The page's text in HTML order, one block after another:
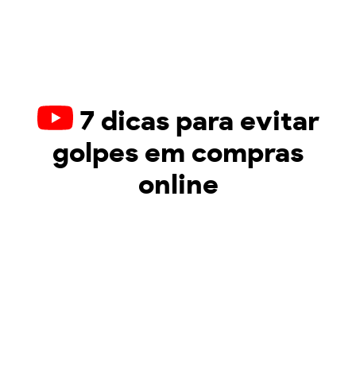
7 dicas para evitar
golpes em compras
online